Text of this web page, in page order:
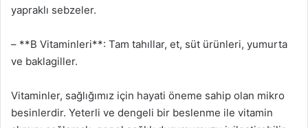
yapraklı sebzeler.
– **B Vitaminleri**: Tam tahıllar, et, süt ürünleri, yumurta
ve baklagiller.
Vitaminler, sağlığımız için hayati öneme sahip olan mikro
besinlerdir. Yeterli ve dengeli bir beslenme ile vitamin